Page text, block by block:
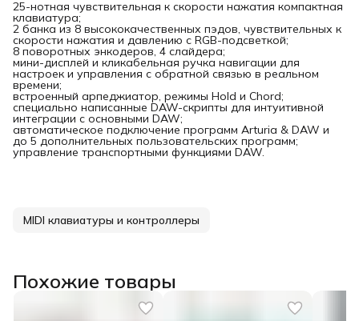
25-нотная чувствительная к скорости нажатия компактная
клавиатура;
2 банка из 8 высококачественных пэдов, чувствительных к
скорости нажатия и давлению с RGB-подсветкой;
8 поворотных энкодеров, 4 слайдера;
мини-дисплей и кликабельная ручка навигации для
настроек и управления с обратной связью в реальном
времени;
встроенный арпеджиатор, режимы Hold и Chord;
специально написанные DAW-скрипты для интуитивной
интеграции с основными DAW;
автоматическое подключение программ Arturia & DAW и
до 5 дополнительных пользовательских программ;
управление транспортными функциями DAW.
MIDI клавиатуры и контроллеры
Похожие товары